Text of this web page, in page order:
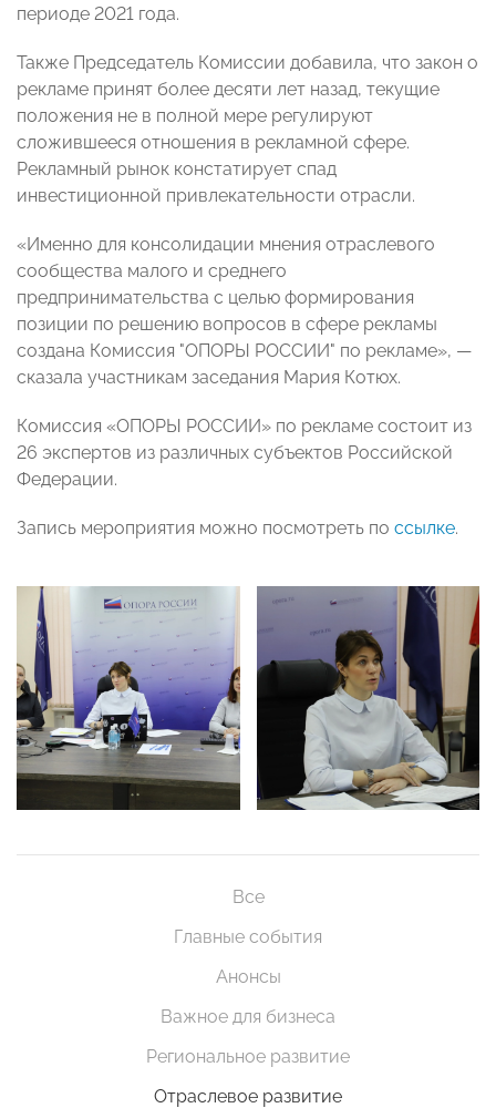
периоде 2021 года.
Также Председатель Комиссии добавила, что закон о
рекламе принят более десяти лет назад, текущие
положения не в полной мере регулируют
сложившееся отношения в рекламной сфере.
Рекламный рынок констатирует спад
инвестиционной привлекательности отрасли.
«Именно для консолидации мнения отраслевого
сообщества малого и среднего
предпринимательства с целью формирования
позиции по решению вопросов в сфере рекламы
создана Комиссия "ОПОРЫ РОССИИ" по рекламе», —
сказала участникам заседания Мария Котюх.
Комиссия «ОПОРЫ РОССИИ» по рекламе состоит из
26 экспертов из различных субъектов Российской
Федерации.
Запись мероприятия можно посмотреть по ссылке.
Все
Главные события
Анонсы
Важное для бизнеса
Региональное развитие
Отраслевое развитие